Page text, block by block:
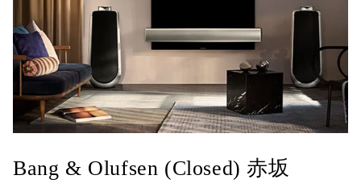
Bang & Olufsen (Closed) 赤坂